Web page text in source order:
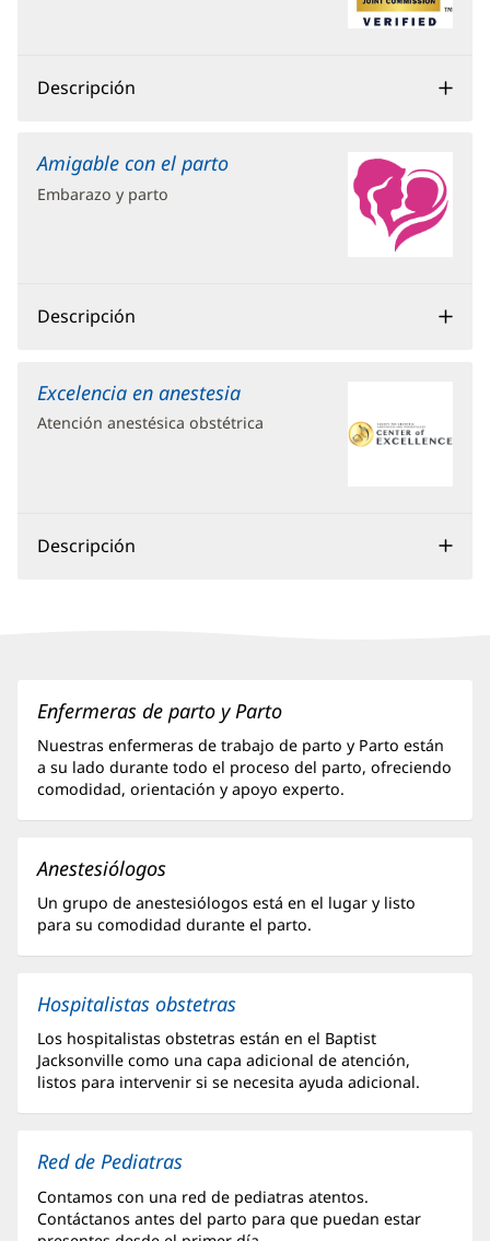
Descripción
Amigable con el parto
Embarazo y parto
Descripción
Excelencia en anestesia
Atención anestésica obstétrica
Descripción
Contenido
Adicional
de
Partos
Parto
Baptist
Jacksonville
Enfermeras de parto y Parto
Nuestras enfermeras de trabajo de parto y Parto están
a su lado durante todo el proceso del parto, ofreciendo
comodidad, orientación y apoyo experto.
Anestesiólogos
Un grupo de anestesiólogos está en el lugar y listo
para su comodidad durante el parto.
Hospitalistas obstetras
Los hospitalistas obstetras están en el Baptist
Jacksonville como una capa adicional de atención,
listos para intervenir si se necesita ayuda adicional.
Red de Pediatras
Contamos con una red de pediatras atentos.
Contáctanos antes del parto para que puedan estar